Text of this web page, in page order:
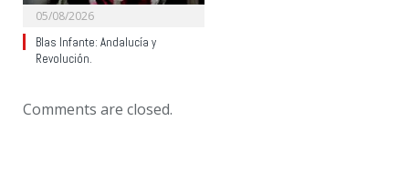
05/08/2026
Blas Infante: Andalucía y
Revolución.
Comments are closed.